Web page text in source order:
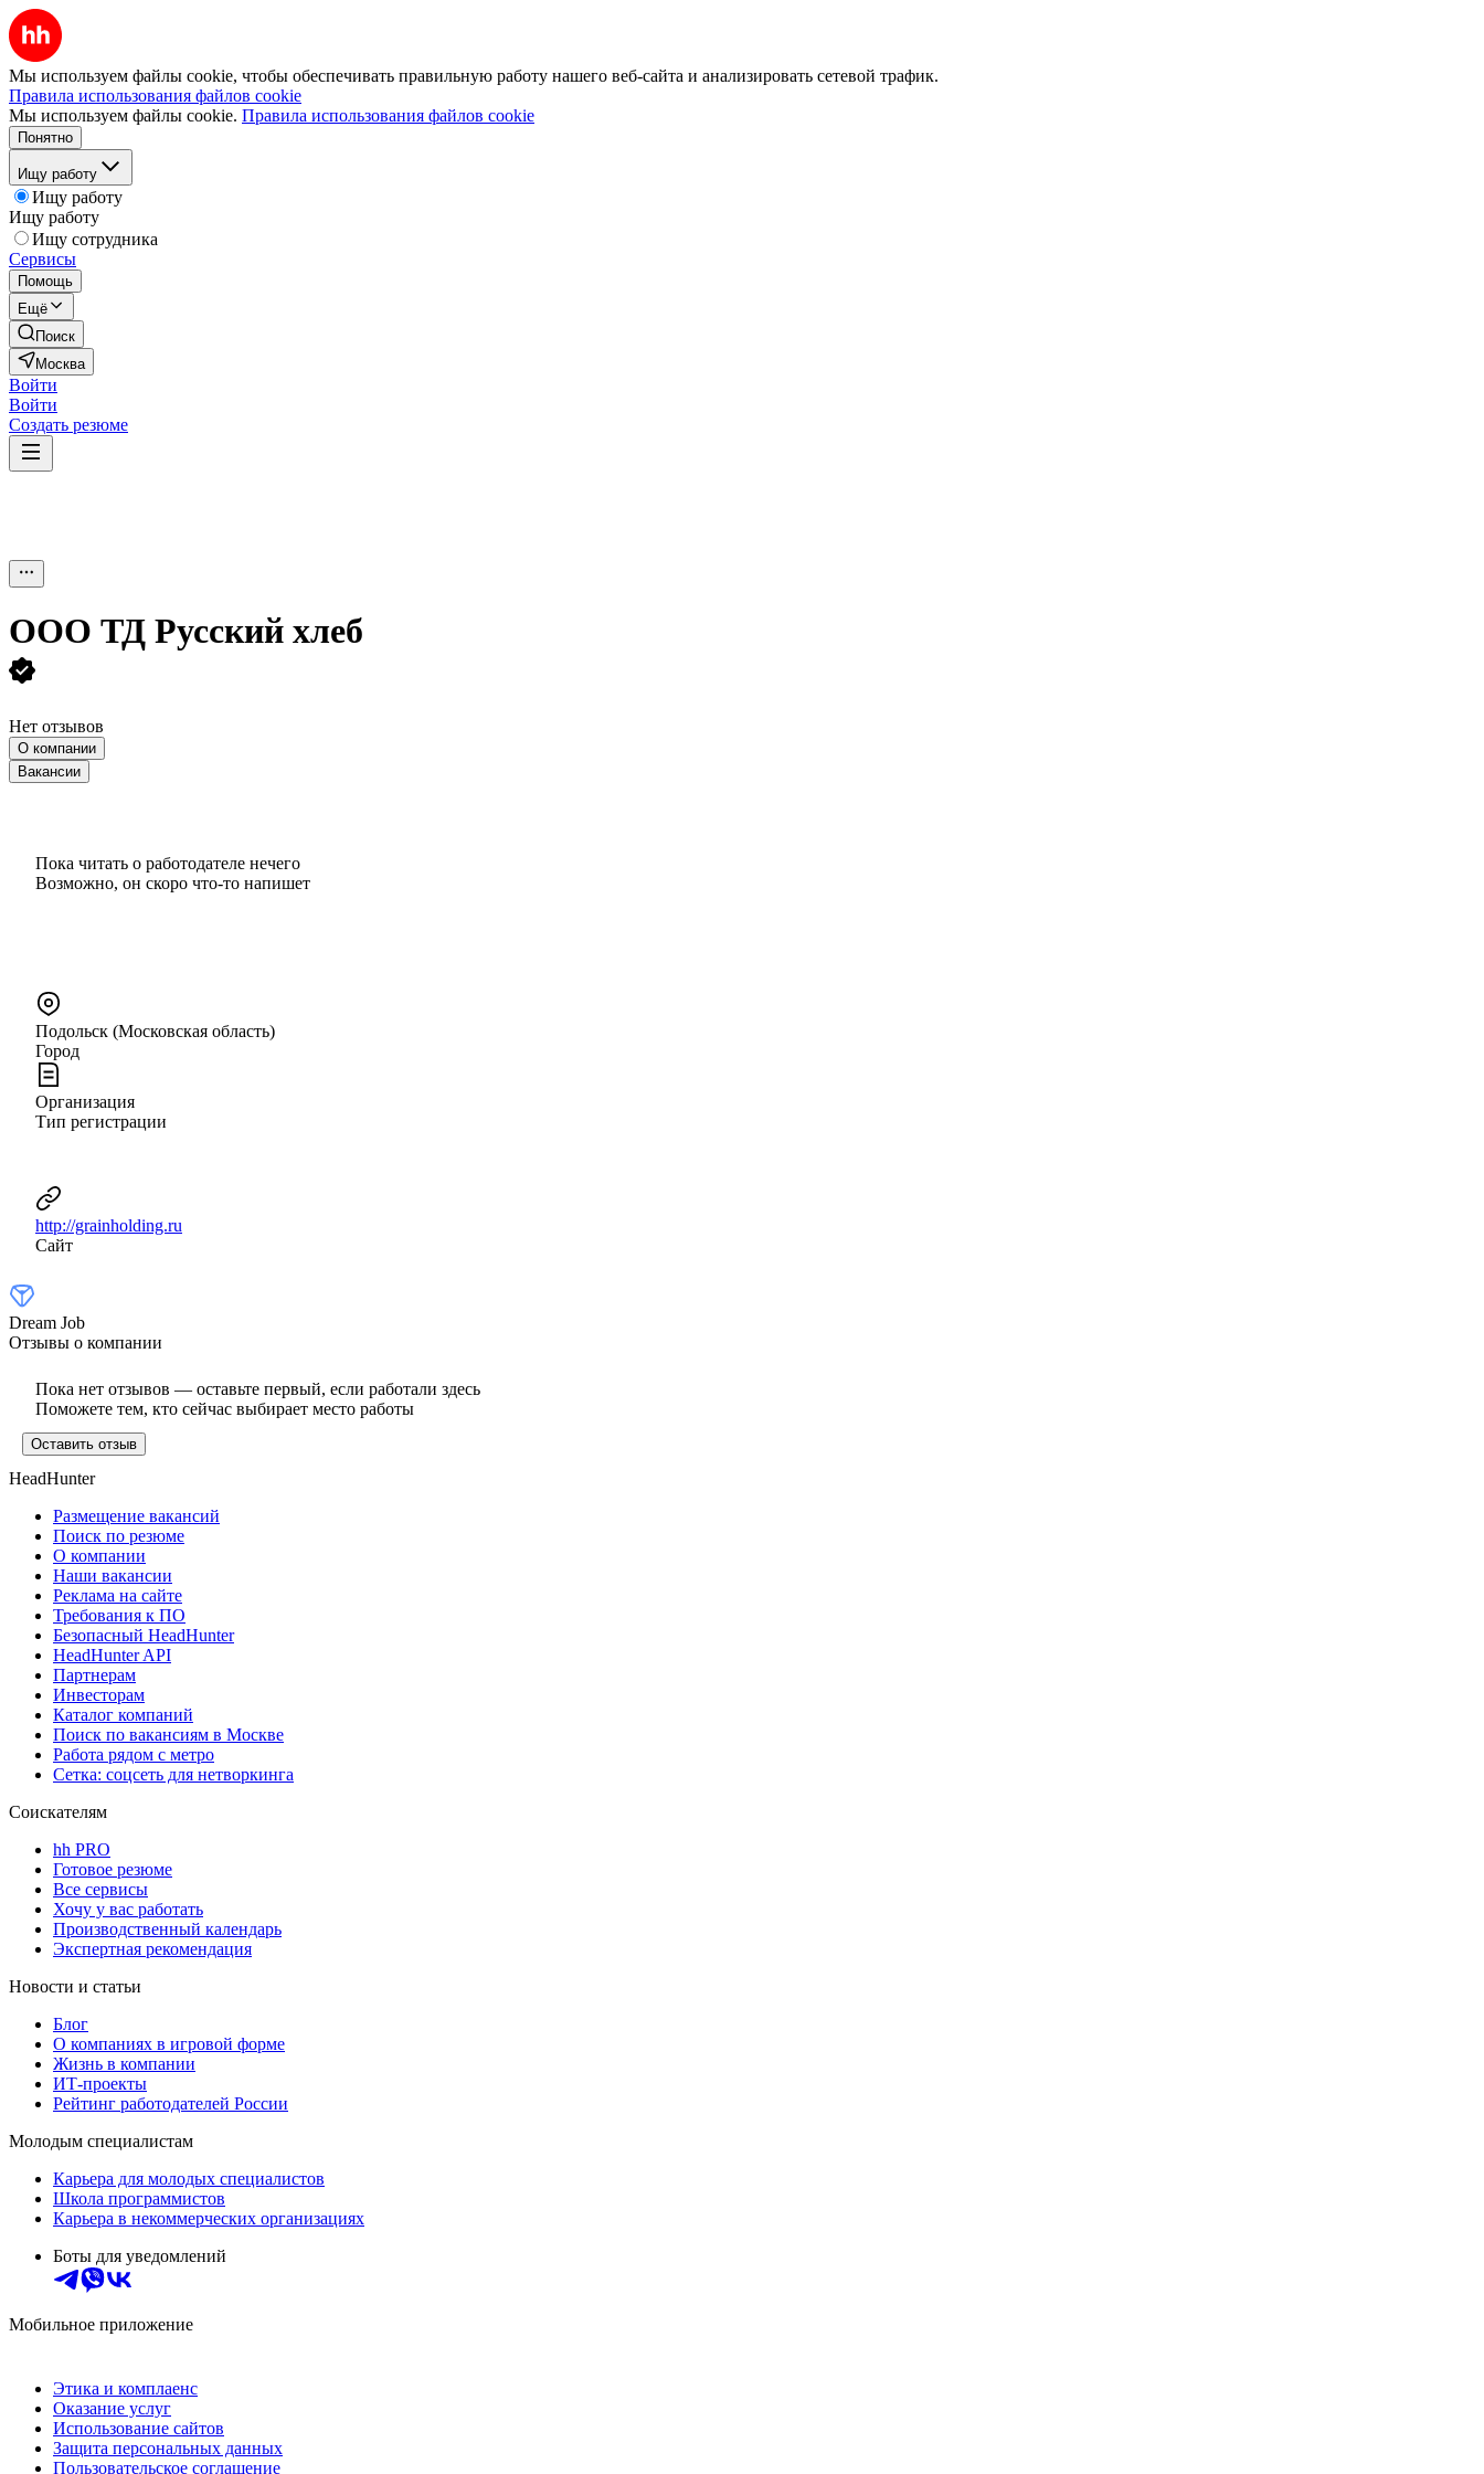
Мы используем файлы cookie, чтобы обеспечивать правильную работу нашего веб-сайта и анализировать сетевой трафик.
Правила использования файлов cookie
Мы используем файлы cookie. Правила использования файлов cookie
Понятно
Ищу работу
Ищу работу
Ищу работу
Ищу сотрудника
Сервисы
Помощь
Ещё
Поиск
Москва
Войти
Войти
Создать резюме
ООО ТД Русский хлеб
Нет отзывов
О компании
Вакансии
Пока читать о работодателе нечего
Возможно, он скоро что‑то напишет
Подольск (Московская область)
Город
Организация
Тип регистрации
http://grainholding.ru
Сайт
Dream Job
Отзывы о компании
Пока нет отзывов — оставьте первый, если работали здесь
Поможете тем, кто сейчас выбирает место работы
Оставить отзыв
HeadHunter
Размещение вакансий
Поиск по резюме
О компании
Наши вакансии
Реклама на сайте
Требования к ПО
Безопасный HeadHunter
HeadHunter API
Партнерам
Инвесторам
Каталог компаний
Поиск по вакансиям в Москве
Работа рядом с метро
Сетка: соцсеть для нетворкинга
Соискателям
hh PRO
Готовое резюме
Все сервисы
Хочу у вас работать
Производственный календарь
Экспертная рекомендация
Новости и статьи
Блог
О компаниях в игровой форме
Жизнь в компании
ИТ-проекты
Рейтинг работодателей России
Молодым специалистам
Карьера для молодых специалистов
Школа программистов
Карьера в некоммерческих организациях
Боты для уведомлений
Мобильное приложение
Этика и комплаенс
Оказание услуг
Использование сайтов
Защита персональных данных
Пользовательское соглашение